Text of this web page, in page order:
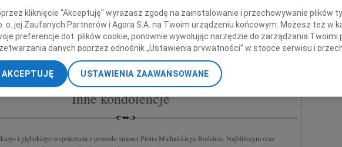
Inne kondolencje
i głębokiego współczucia z powodu śmierci Piotra Michalskiego Rodzinie, Najbliższym oraz
Asia
kliknięcie "Akceptuję" wyrażasz zgodę na zainstalowanie i przechowywanie plików
o. jej Zaufanych Partnerów i Agora S.A. na Twoim urządzeniu końcowym. Możesz też w
preferencje dot. plików cookie, ponownie wywołując narzędzie do zarządzania
danych poprzez odnośnik „Ustawienia prywatności” w stopce serwisu i
zaawansowane”. Zmiana ustawień plików cookie możliwa jest także za pomocą
nasi Zaufani Partnerzy i Agora S.A. możemy przetwarzać dane osobowe w
danych geolokalizacyjnych. Aktywne skanowanie charakterystyki urządzenia do
informacji na urządzeniu lub dostęp do nich. Spersonalizowane reklamy i
badnie odbiorców i ulepszanie usług.Lista Zaufanych Partnerów
USTAWIENIA ZAAWANSOWANE
AKCEPTUJĘ